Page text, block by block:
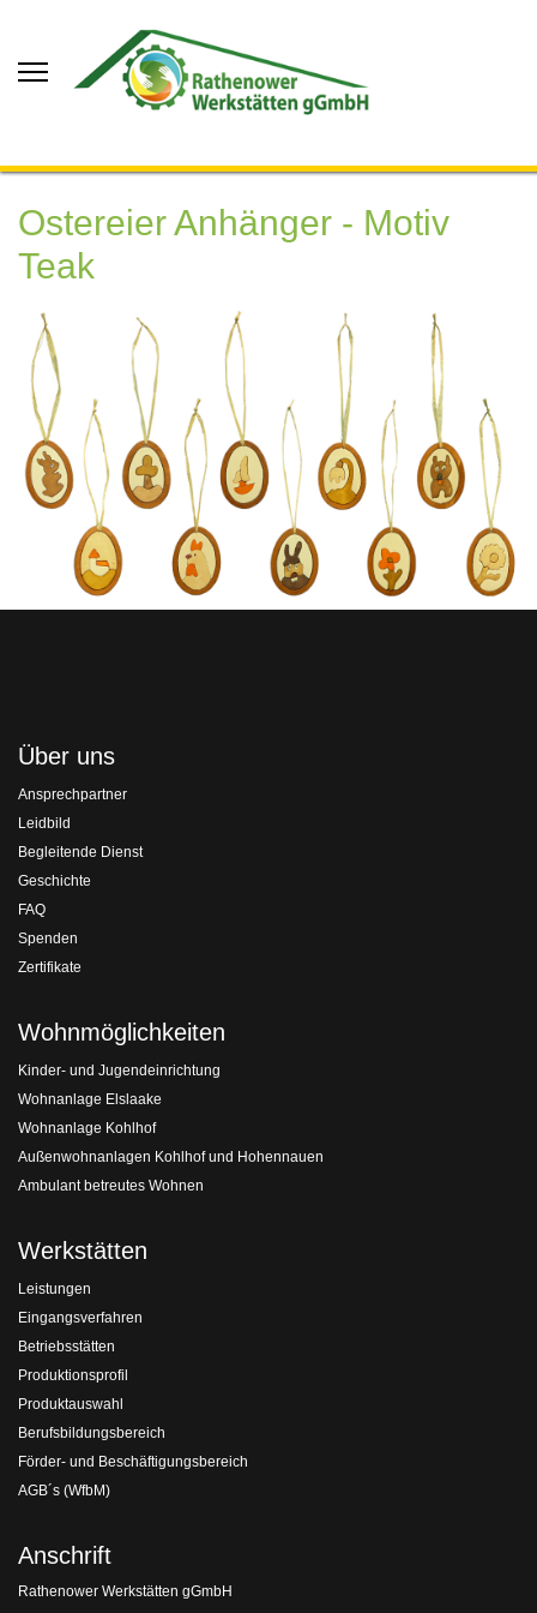
Ostereier Anhänger - Motiv
Teak
Über uns
Ansprechpartner
Leidbild
Begleitende Dienst
Geschichte
FAQ
Spenden
Zertifikate
Wohnmöglichkeiten
Kinder- und Jugendeinrichtung
Wohnanlage Elslaake
Wohnanlage Kohlhof
Außenwohnanlagen Kohlhof und Hohennauen
Ambulant betreutes Wohnen
Werkstätten
Leistungen
Eingangsverfahren
Betriebsstätten
Produktionsprofil
Produktauswahl
Berufsbildungsbereich
Förder- und Beschäftigungsbereich
AGB´s (WfbM)
Anschrift
Rathenower Werkstätten gGmbH